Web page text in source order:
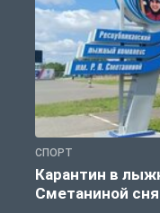
СПОРТ
Карантин в
Сметаниной